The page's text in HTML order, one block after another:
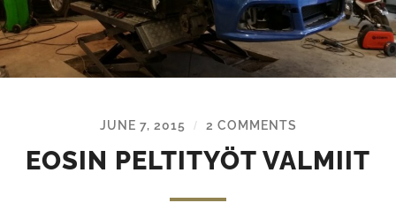
JUNE 7, 2015 / 2 COMMENTS
EOSIN PELTITYÖT VALMIIT